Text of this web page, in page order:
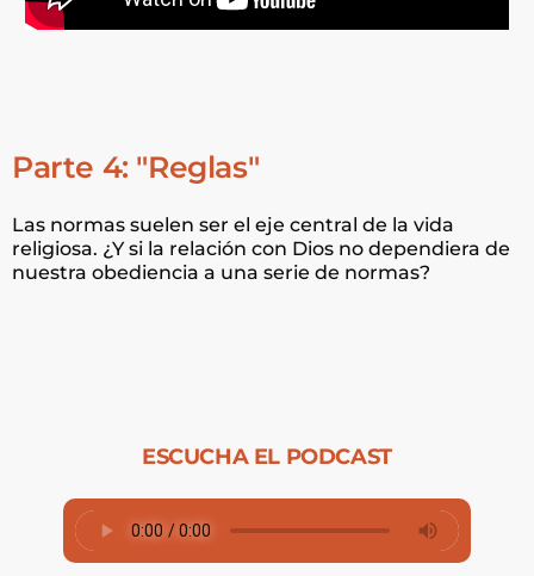
Parte 4: "Reglas"
Las normas suelen ser el eje central de la vida
religiosa. ¿Y si la relación con Dios no dependiera de
nuestra obediencia a una serie de normas?
ESCUCHA EL PODCAST